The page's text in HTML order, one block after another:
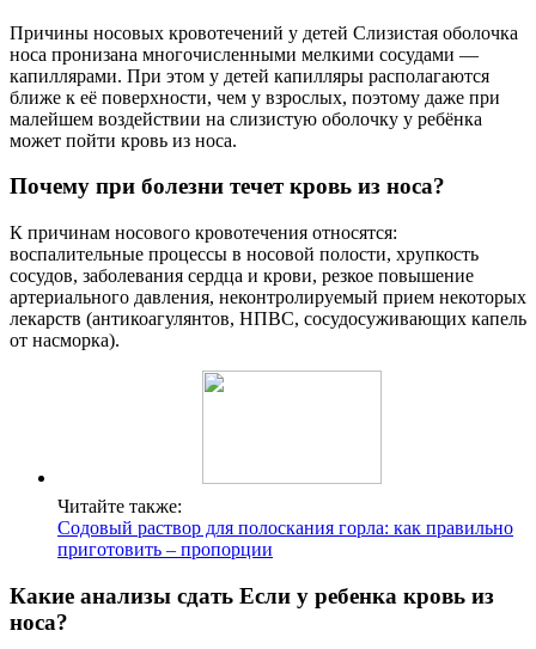
Причины носовых кровотечений у детей Слизистая оболочка
носа пронизана многочисленными мелкими сосудами —
капиллярами. При этом у детей капилляры располагаются
ближе к её поверхности, чем у взрослых, поэтому даже при
малейшем воздействии на слизистую оболочку у ребёнка
может пойти кровь из носа.
Почему при болезни течет кровь из носа?
К причинам носового кровотечения относятся:
воспалительные процессы в носовой полости, хрупкость
сосудов, заболевания сердца и крови, резкое повышение
артериального давления, неконтролируемый прием некоторых
лекарств (антикоагулянтов, НПВС, сосудосуживающих капель
от насморка).
Читайте также:
Содовый раствор для полоскания горла: как правильно
приготовить – пропорции
Какие анализы сдать Если у ребенка кровь из
носа?